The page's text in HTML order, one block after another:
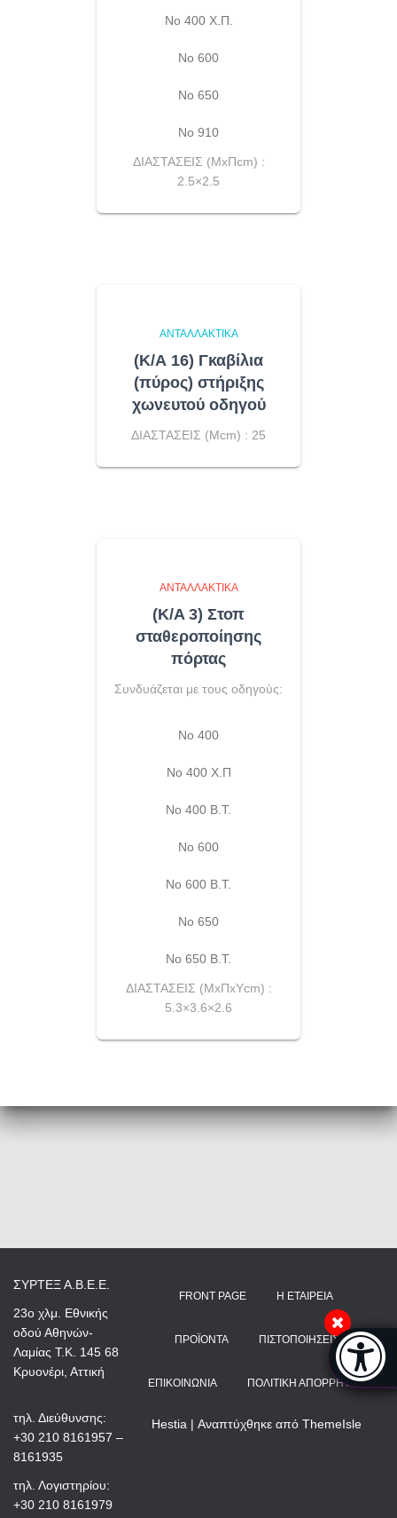
Μπάρα
No 400 Χ.Π.
Νο 600
Νο 650
Νο 910
ΔΙΑΣΤΑΣΕΙΣ (ΜxΠcm) :
2.5×2.5
ΑΝΤΑΛΛΑΚΤΙΚΆ
(Κ/Α 16) Γκαβίλια
(πύρος) στήριξης
χωνευτού οδηγού
ΔΙΑΣΤΑΣΕΙΣ (Μcm) : 25
ΑΝΤΑΛΛΑΚΤΙΚΆ
(K/A 3) Στοπ
σταθεροποίησης
πόρτας
Συνδυάζεται με τους οδηγούς:
Νο 400
Νο 400 Χ.Π
Νο 400 Β.Τ.
Νο 600
Νο 600 Β.Τ.
Νο 650
Νο 650 Β.Τ.
ΔΙΑΣΤΑΣΕΙΣ (ΜxΠxΥcm) :
5.3×3.6×2.6
ΣΥΡΤΕΞ Α.Β.Ε.Ε.
23ο χλμ. Εθνικής
οδού Αθηνών-
Λαμίας Τ.Κ. 145 68
Κρυονέρι, Αττική
τηλ. Διεύθυνσης:
+30 210 8161957 –
8161935
τηλ. Λογιστηρίου:
+30 210 8161979
FRONT PAGE Η ΕΤΑΙΡΕΊΑ
ΠΡΟΪΌΝΤΑ ΠΙΣΤΟΠΟΙΉΣΕΙΣ
ΕΠΙΚΟΙΝΩΝΊΑ ΠΟΛΙΤΙΚΉ ΑΠΟΡΡΉΤΟΥ
Hestia | Αναπτύχθηκε από ThemeIsle